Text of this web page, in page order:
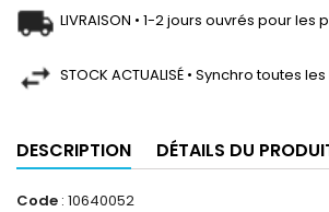
LIVRAISON • 1-2 jours ouvrés pour les
STOCK ACTUALISÉ • Synchro toutes
DESCRIPTION DÉTAILS DU
Code : 10640052